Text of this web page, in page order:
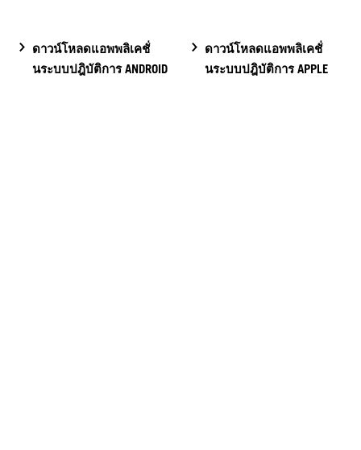
ดาวน์โหลดแอพพลิเคชั่
นระบบปฎิบัติการ ANDROID
ดาวน์โหลดแอพพลิเคชั่
นระบบปฎิบัติการ APPLE